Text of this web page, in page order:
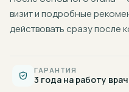
визит и подробные
действовать сразу после
ГАРАНТИЯ
3 года на работу